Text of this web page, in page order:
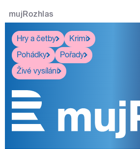
mujRozhlas
Hry a četby
Krimi
Pohádky
Pořady
Živé vysílání